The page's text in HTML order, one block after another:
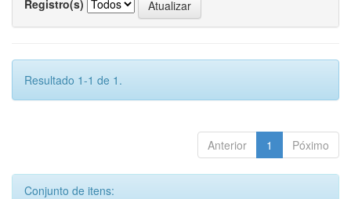
Registro(s)
Resultado 1-1 de 1.
Anterior 1 Póximo
Conjunto de itens: